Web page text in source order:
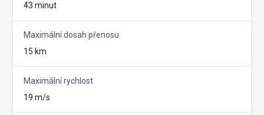
43 minut
Maximální dosah přenosu
15 km
Maximální rychlost
19 m/s